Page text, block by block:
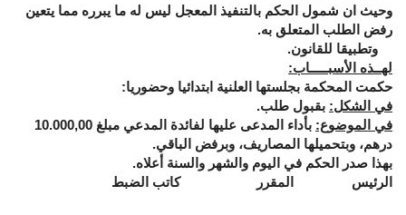
وحيث ان شمول الحكم بالتنفيذ المعجل ليس له ما يبرره مما يتعين
رفض الطلب المتعلق به.
وتطبيقا للقانون.
لهــذه الأسبـــــاب:
حكمت المحكمة بجلستها العلنية ابتدائيا وحضوريا:
في الشكل: بقبول طلب.
في الموضوع:
بأداء المدعى عليها لفائدة المدعي مبلغ 10.000,00
درهم، وبتحميلها المصاريف، وبرفض الباقي.
بهذا صدر الحكم في اليوم والشهر والسنة أعلاه.
الرئيس المقرر كاتب الضبط